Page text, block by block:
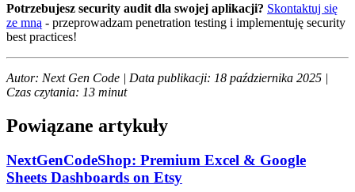
Potrzebujesz security audit dla swojej aplikacji? Skontaktuj się
ze mną - przeprowadzam penetration testing i implementuję security
best practices!
Autor: Next Gen Code | Data publikacji: 18 października 2025 |
Czas czytania: 13 minut
Powiązane artykuły
NextGenCodeShop: Premium Excel & Google
Sheets Dashboards on Etsy